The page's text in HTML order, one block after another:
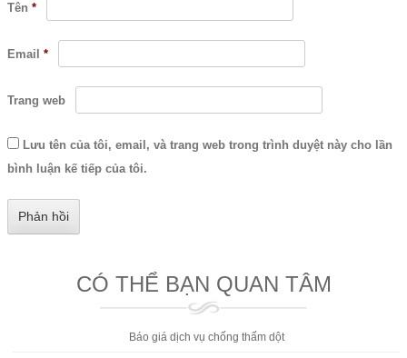
Tên *
Email *
Trang web
Lưu tên của tôi, email, và trang web trong trình duyệt này cho lần
bình luận kế tiếp của tôi.
CÓ THỂ BẠN QUAN TÂM
Báo giá dịch vụ chống thấm dột